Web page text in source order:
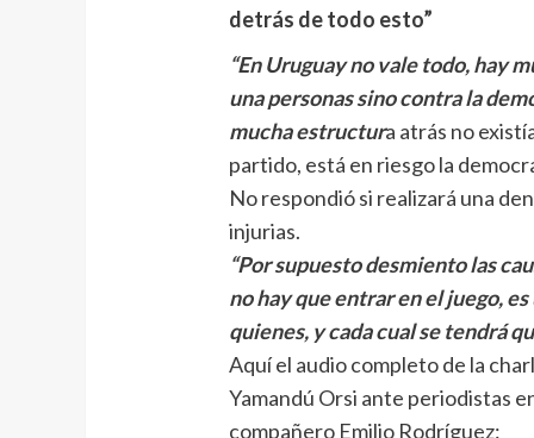
detrás de todo esto”
“En Uruguay no vale todo, hay
una personas sino contra la
mucha estructura atrás no
partido, está en riesgo la
No respondió si realizará una
injurias.
“Por supuesto desmiento las
no hay que entrar en el juego,
quienes, y cada cual se tendrá
Aquí el audio completo de la
Yamandú Orsi ante periodistas
compañero Emilio Rodríguez: